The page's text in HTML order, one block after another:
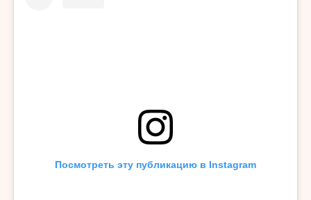
Посмотреть эту публикацию в Instagram